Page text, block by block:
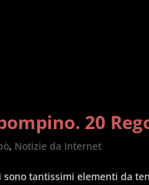
20
, Notizie da Internet
tantissimi elementi da